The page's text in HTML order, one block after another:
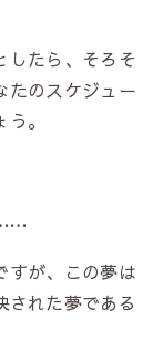
たら、そろそ
たのスケジュー
。
……
すが、この夢は
された夢である